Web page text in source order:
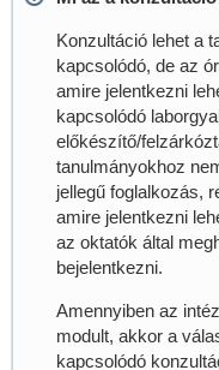
Konzultáció lehet a
kapcsolódó, de az
amire jelentkezni
kapcsolódó
előkészítő/
tanulmányokhoz
jellegű foglalkozás,
amire jelentkezni
az oktatók által
bejelentkezni.
Amennyiben az
modult, akkor a
kapcsolódó